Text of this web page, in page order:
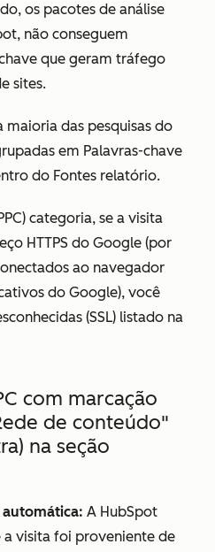
os pacotes de análise
não conseguem
que geram tráfego
sites.
maioria das pesquisas do
em Palavras-chave
do Fontes relatório.
categoria, se a visita
HTTPS do Google (por
ao navegador
do Google), você
(SSL) listado na
com marcação
de conteúdo"
na seção
automática: A HubSpot
visita foi proveniente de